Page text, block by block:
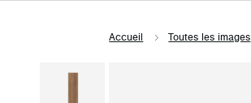
Accueil Toutes les images